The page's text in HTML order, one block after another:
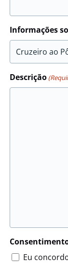
Informações
Descrição
Eu